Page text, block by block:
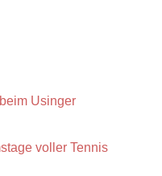
Usinger
voller Tennis